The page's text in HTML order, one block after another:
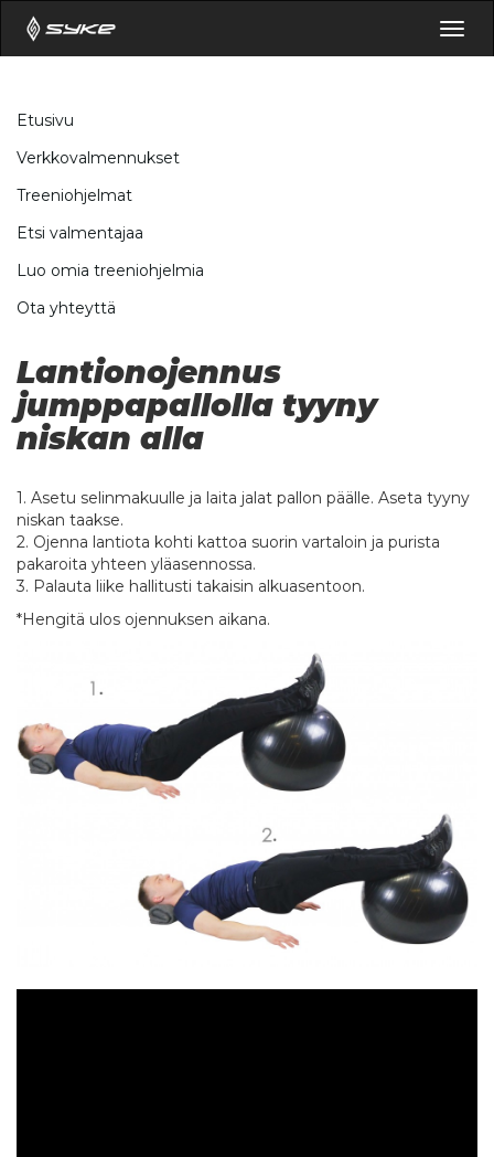
Etusivu
Verkkovalmennukset
Treeniohjelmat
Etsi valmentajaa
Luo omia treeniohjelmia
Ota yhteyttä
Lantionojennus
jumppapallolla tyyny
niskan alla
1. Asetu selinmakuulle ja laita jalat pallon päälle. Aseta tyyny
niskan taakse.
2. Ojenna lantiota kohti kattoa suorin vartaloin ja purista
pakaroita yhteen yläasennossa.
3. Palauta liike hallitusti takaisin alkuasentoon.
*Hengitä ulos ojennuksen aikana.